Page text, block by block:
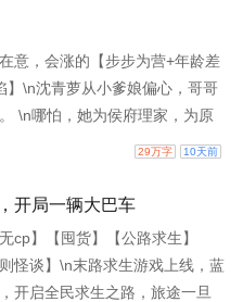
界的危险世界中，成功长大！
意，会涨的【步步为营+年龄差
】\n沈青萝从小爹娘偏心，哥哥
\n哪怕，她为侯府理家，为原
万桶金，又为两个哥哥谋求了
君一朝做了权臣，妹妹却看上了
。\n她拿着休书回娘家，却敲不
等来她娘一句：“失了洁的
29万字 10天前
开局一辆大巴车
cp】【囤货】【公路求生】
怪谈】\n末路求生游戏上线，蓝
开启全民求生之路，旅途一旦